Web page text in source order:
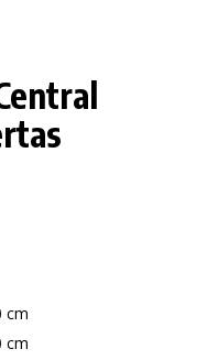
cm
cm